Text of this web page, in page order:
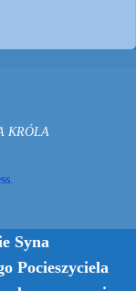
KRÓLA
Syna
Pocieszyciela